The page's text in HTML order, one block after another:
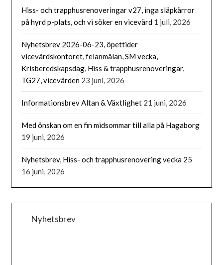
Hiss- och trapphusrenoveringar v27, inga släpkärror
på hyrd p-plats, och vi söker en vicevärd 1 juli, 2026
Nyhetsbrev 2026-06-23, öpettider
vicevärdskontoret, felanmälan, SM vecka,
Krisberedskapsdag, Hiss & trapphusrenoveringar,
TG27, vicevärden 23 juni, 2026
Informationsbrev Altan & Växtlighet 21 juni, 2026
Med önskan om en fin midsommar till alla på Hagaborg
19 juni, 2026
Nyhetsbrev, Hiss- och trapphusrenovering vecka 25
16 juni, 2026
Nyhetsbrev